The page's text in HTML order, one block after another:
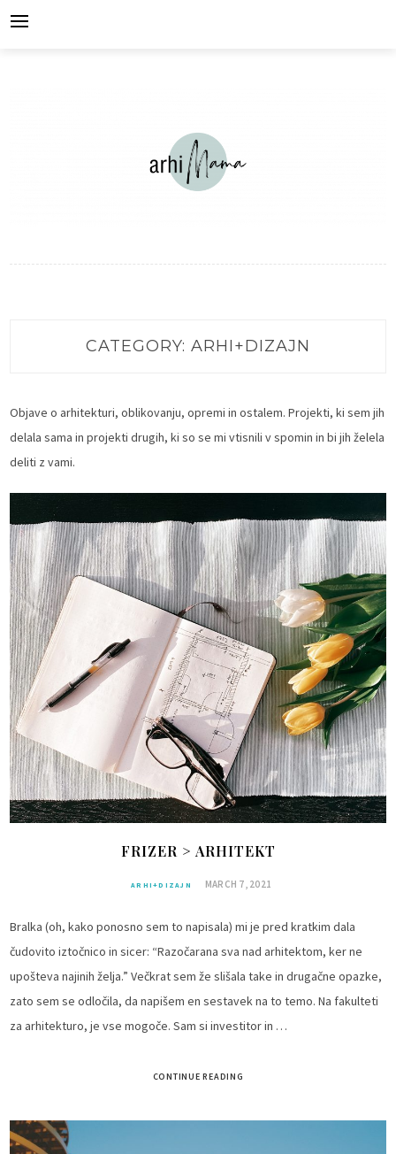
CATEGORY: ARHI+DIZAJN
Objave o arhitekturi, oblikovanju, opremi in ostalem. Projekti, ki sem jih
delala sama in projekti drugih, ki so se mi vtisnili v spomin in bi jih želela
deliti z vami.
FRIZER > ARHITEKT
ARHI+DIZAJN MARCH 7, 2021
Bralka (oh, kako ponosno sem to napisala) mi je pred kratkim dala
čudovito iztočnico in sicer: “Razočarana sva nad arhitektom, ker ne
upošteva najinih želja.” Večkrat sem že slišala take in drugačne opazke,
zato sem se odločila, da napišem en sestavek na to temo. Na fakulteti
za arhitekturo, je vse mogoče. Sam si investitor in …
CONTINUE READING